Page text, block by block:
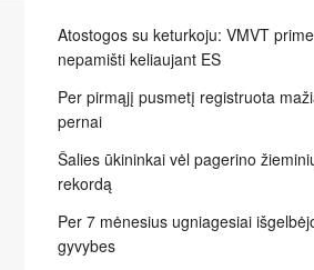
Atostogos su keturkoju: VMVT
nepamišti keliaujant ES
Per pirmąjį pusmetį registruota
pernai
Šalies ūkininkai vėl pagerino
rekordą
Per 7 mėnesius ugniagesiai
gyvybes